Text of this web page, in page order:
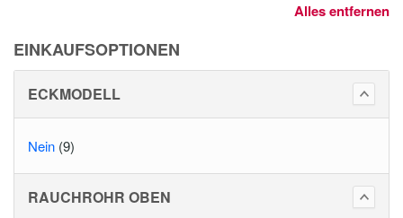
Alles entfernen
EINKAUFSOPTIONEN
ECKMODELL
Nein (9)
RAUCHROHR OBEN